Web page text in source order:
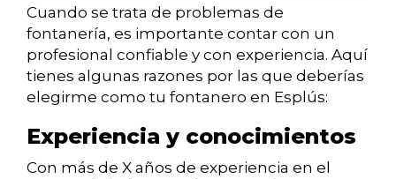
Cuando se trata de problemas de
fontanería, es importante contar con un
profesional confiable y con experiencia. Aquí
tienes algunas razones por las que deberías
elegirme como tu fontanero en Esplús:
Experiencia y conocimientos
Con más de X años de experiencia en el